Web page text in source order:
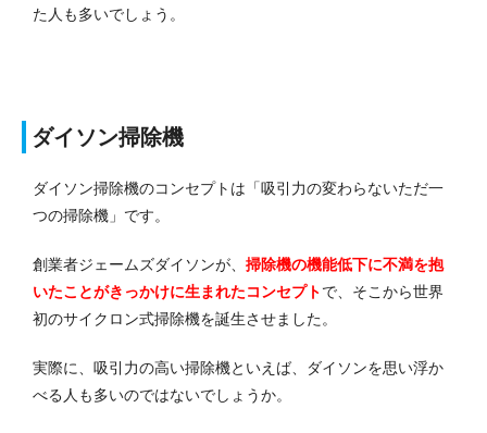
た人も多いでしょう。
ダイソン掃除機
ダイソン掃除機のコンセプトは「吸引力の変わらないただ一
つの掃除機」です。
創業者ジェームズダイソンが、 掃除機の機能低下に不満を抱
いたことがきっかけに生まれたコンセプトで、そこから世界
初のサイクロン式掃除機を誕生させました。
実際に、吸引力の高い掃除機といえば、ダイソンを思い浮か
べる人も多いのではないでしょうか。